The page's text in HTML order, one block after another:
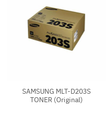
SAMSUNG MLT-D203S
TONER (Original)